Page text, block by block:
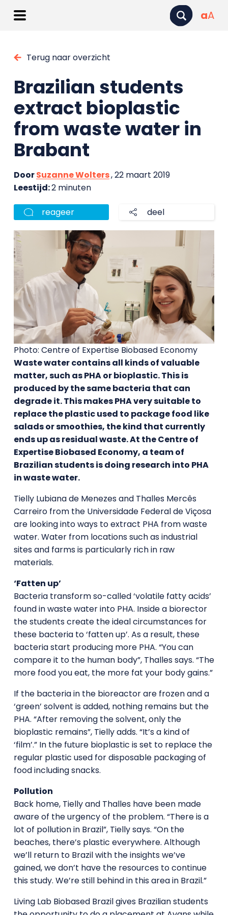
aA
Terug naar overzicht
Brazilian students
extract bioplastic
from waste water in
Brabant
DoorSuzanne Wolters, 22 maart 2019
Leestijd:2 minuten
reageer deel
Photo: Centre of Expertise Biobased Economy
Waste water contains all kinds of valuable
matter, such as PHA or bioplastic. This is
produced by the same bacteria that can
degrade it. This makes PHA very suitable to
replace the plastic used to package food like
salads or smoothies, the kind that currently
ends up as residual waste. At the Centre of
Expertise Biobased Economy, a team of
Brazilian students is doing research into PHA
in waste water.
Tielly Lubiana de Menezes and Thalles Mercês
Carreiro from the Universidade Federal de Viçosa
are looking into ways to extract PHA from waste
water. Water from locations such as industrial
sites and farms is particularly rich in raw
materials.
‘Fatten up’
Bacteria transform so-called ‘volatile fatty acids’
found in waste water into PHA. Inside a biorector
the students create the ideal circumstances for
these bacteria to ‘fatten up’. As a result, these
bacteria start producing more PHA. “You can
compare it to the human body”, Thalles says. “The
more food you eat, the more fat your body gains.”
If the bacteria in the bioreactor are frozen and a
‘green’ solvent is added, nothing remains but the
PHA. “After removing the solvent, only the
bioplastic remains”, Tielly adds. “It’s a kind of
‘film’.” In the future bioplastic is set to replace the
regular plastic used for disposable packaging of
food including snacks.
Pollution
Back home, Tielly and Thalles have been made
aware of the urgency of the problem. “There is a
lot of pollution in Brazil”, Tielly says. “On the
beaches, there’s plastic everywhere. Although
we’ll return to Brazil with the insights we’ve
gained, we don’t have the resources to continue
this study. We’re still behind in this area in Brazil.”
Living Lab Biobased Brazil gives Brazilian students